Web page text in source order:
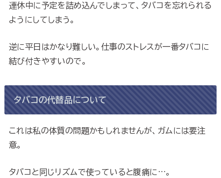
連休中に予定を詰め込んでしまって、タバコを忘れられる
ようにしてしまう。
逆に平日はかなり難しい。仕事のストレスが一番タバコに
結び付きやすいので。
タバコの代替品について
これは私の体質の問題かもしれませんが、ガムには要注
意。
タバコと同じリズムで使っていると腹痛に…。